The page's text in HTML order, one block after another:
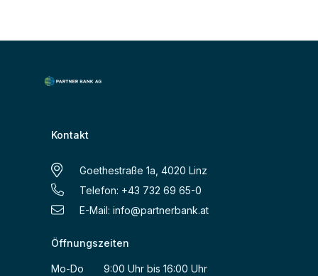
Kontakt
Goethestraße 1a, 4020 Linz
Telefon: +43 732 69 65-0
E-Mail: info@partnerbank.at
Öffnungszeiten
Mo-Do 9:00 Uhr bis 16:00 Uhr